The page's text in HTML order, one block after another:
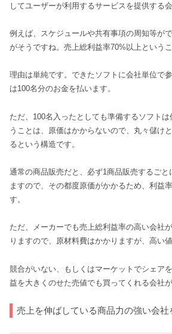
してユーザーが利用するサービスを提供する会
例えば、スケジュールや共有事項の周知等が
がそうですね。売上総利益率70%以上という
理由は単純です。できたソフトに会社単位で
は100名分のお金を払います。
ただ、100名入ったとしても準備するソフト
うことは、原価はかからないので、丸々儲け
るという構造です。
通常の商品販売だと、必ず1商品販売するごと
ますので、その都度原価がかかるため、利益
す。
ただ、メーカーでも売上総利益率の高い会社
りますので、原材料費はかかりますが、高い
競合がいない、もしくはマーケットでシェア
益を大きくのせた売値でも買ってくれる会社が
売上を伸ばしている商品力の強い会社